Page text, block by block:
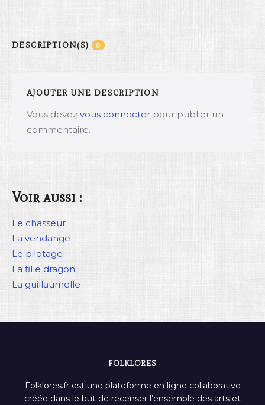
DESCRIPTION(S) 0
AJOUTER UNE DESCRIPTION
Vous devez vous connecter pour publier un
commentaire.
Voir aussi :
Le chasseur
La vendange
Le pilotage
La fille dragon
La guillaumelle
FOLKLORES
Folklores.fr est une plateforme en ligne collaborative
créée dans le but de recenser l’ensemble des arts et